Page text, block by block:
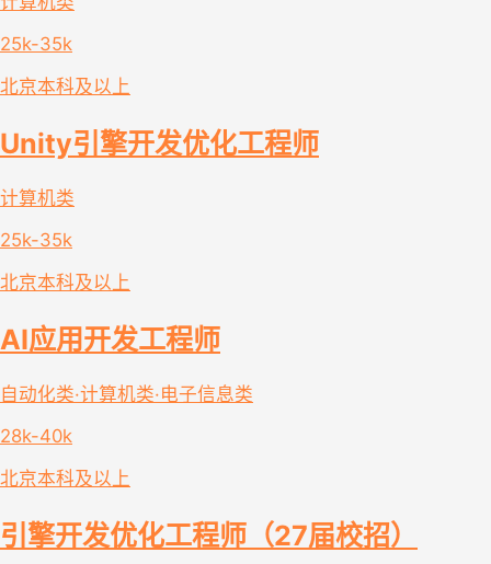
25k-35k
北京本科及以上
Unity引擎开发优化工程师
计算机类
25k-35k
北京本科及以上
AI应用开发工程师
自动化类·计算机类·电子信息类
28k-40k
北京本科及以上
引擎开发优化工程师（27届校招）